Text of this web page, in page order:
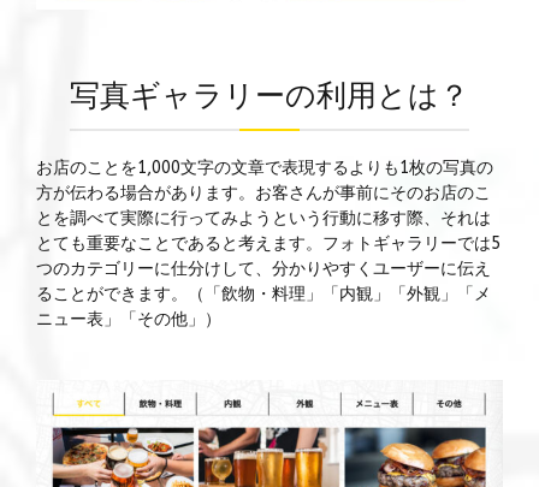
写真ギャラリーの利用とは？
お店のことを1,000文字の文章で表現するよりも1枚の写真の
方が伝わる場合があります。お客さんが事前にそのお店のこ
とを調べて実際に行ってみようという行動に移す際、それは
とても重要なことであると考えます。 フォトギャラリーでは5
つのカテゴリーに仕分けして、分かりやすくユーザーに伝え
ることができます。
（「飲物・料理」「内観」「外観」「メ
ニュー表」「その他」）